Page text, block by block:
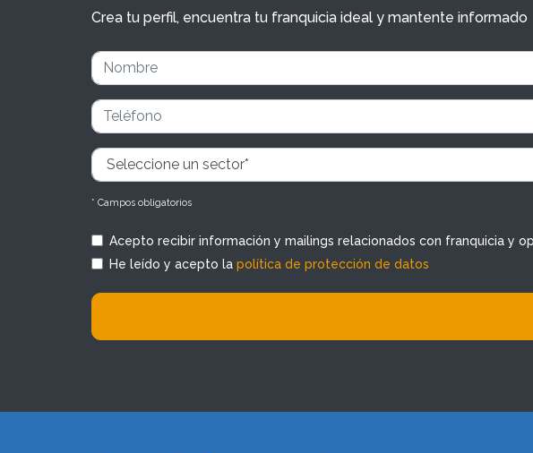
Crea tu perfil, encuentra tu franquicia ideal y mantente informado
* Campos obligatorios
Acepto recibir información y mailings relacionados con franquicia y
He leído y acepto la política de protección de datos